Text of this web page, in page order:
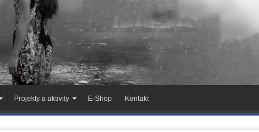
Projekty a aktivity E-Shop Kontakt